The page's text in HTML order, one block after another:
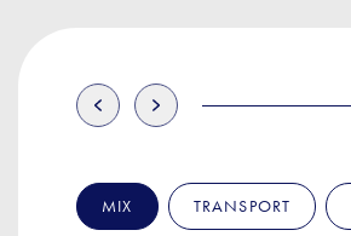
MIX TRANSPORT